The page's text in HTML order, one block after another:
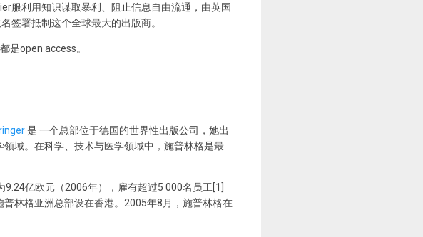
服利用知识谋取暴利、阻止信息自由流通，由英国
签署抵制这个全球最大的出版商。
是open access。
是 一个总部位于德国的世界性出版公司，她出
域。在科学、技术与医学领域中，施普林格是最
亿欧元（2006年），雇有超过5 000名员工[1]
林格亚洲总部设在香港。2005年8月，施普林格在